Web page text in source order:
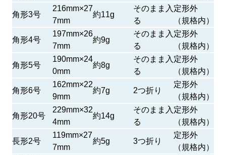
角形3号
216mm×27
7mm
約11g
そのまま入
る
定形外
（規格内）
角形4号
197mm×26
7mm
約9g
そのまま入
る
定形外
（規格内）
角形5号
190mm×24
0mm
約8g
そのまま入
る
定形外
（規格内）
角形6号
162mm×22
9mm
約7g 2つ折り
定形外
（規格内）
角形20号
229mm×32
4mm
約14g
そのまま入
る
定形外
（規格内）
長形2号
119mm×27
7mm
約5g 3つ折り
定形外
（規格内）